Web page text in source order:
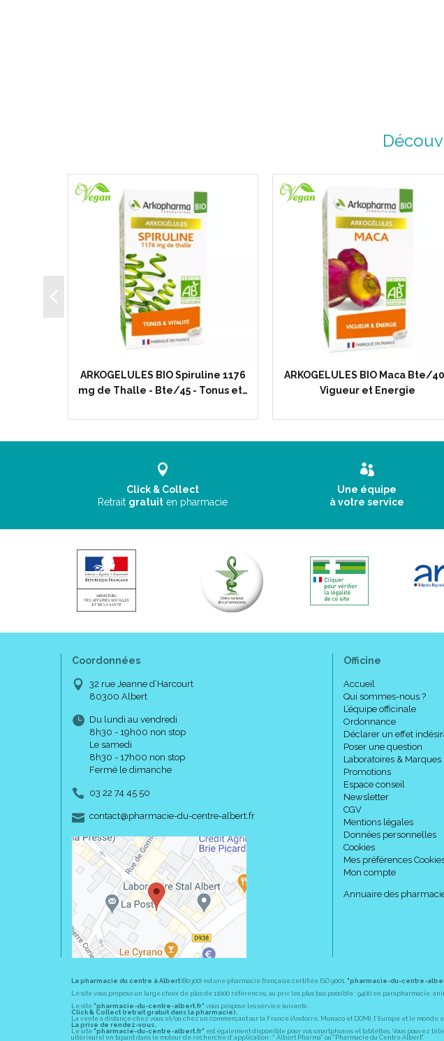
ARKOGELULES BIO Spiruline 1176
mg de Thalle - Bte/45 - Tonus et…
ARKOGELULES BIO Maca Bte/
Vigueur et Energie
Click & Collect
Retrait gratuit en pharmacie
Une équipe
à votre service
Coordonnées
32 rue Jeanne d’Harcourt
80300 Albert
Du lundi au vendredi
8h30 - 19h00 non stop
Le samedi
8h30 - 17h00 non stop
Fermé le dimanche
03 22 74 45 50
contact-
@-
pharmacie-du-centre-albert.fr
Officine
Accueil
Qui sommes-nous ?
L’équipe officinale
Ordonnance
Déclarer un effet
Poser une question
Laboratoires & Marques
Promotions
Espace conseil
Newsletter
CGV
Mentions légales
Données personnelles
Cookies
Mes préférences
Mon compte
Annuaire des
La pharmacie du centre à Albert(80300) est une pharmacie française certifiée ISO 9001. "pharmacie-du-centre-
Le site vous propose un large choix de plus de 11000 références, au prix les plus bas possible : 9400 en parapharmacie,
Le site "pharmacie-du-centre-albert.fr" vous propose les service suivants :
Click & Collect (retrait gratuit dans la pharmacie).
La vente à distance chez vous et/ou chez un commerçant sur la France (Andorre, Monaco et DOM), l' Europe et le monde
La prise de rendez-vous.
Le site "pharmacie-du-centre-albert.fr" est également disponible pour vos smartphones et tablettes. Vous pouvez
ultérieure) en tapant dans le moteur de recherche d' application : " Albert Pharma" ou "Pharmacie du Centre Albert".